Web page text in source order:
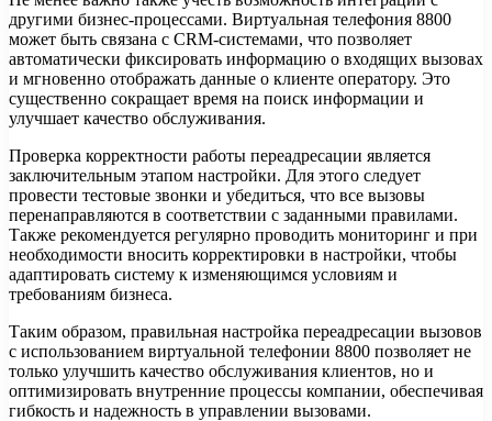
другими бизнес-процессами. Виртуальная телефония 8800
может быть связана с CRM-системами, что позволяет
автоматически фиксировать информацию о входящих вызовах
и мгновенно отображать данные о клиенте оператору. Это
существенно сокращает время на поиск информации и
улучшает качество обслуживания.
Проверка корректности работы переадресации является
заключительным этапом настройки. Для этого следует
провести тестовые звонки и убедиться, что все вызовы
перенаправляются в соответствии с заданными правилами.
Также рекомендуется регулярно проводить мониторинг и при
необходимости вносить корректировки в настройки, чтобы
адаптировать систему к изменяющимся условиям и
требованиям бизнеса.
Таким образом, правильная настройка переадресации вызовов
с использованием виртуальной телефонии 8800 позволяет не
только улучшить качество обслуживания клиентов, но и
оптимизировать внутренние процессы компании, обеспечивая
гибкость и надежность в управлении вызовами.